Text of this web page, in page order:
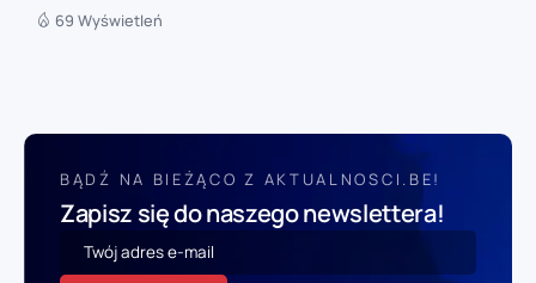
69 Wyświetleń
BĄDŹ NA BIEŻĄCO Z AKTUALNOSCI.BE!
Zapisz się do naszego newslettera!